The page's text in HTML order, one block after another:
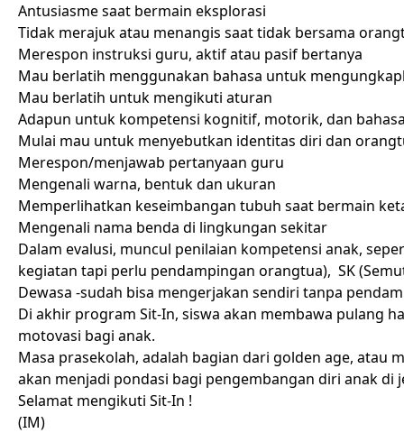
Antusiasme saat bermain eksplorasi
Tidak merajuk atau menangis saat tidak bersama
Merespon instruksi guru, aktif atau pasif bertanya
Mau berlatih menggunakan bahasa untuk
Mau berlatih untuk mengikuti aturan
Adapun untuk kompetensi kognitif, motorik, dan
Mulai mau untuk menyebutkan identitas diri dan
Merespon/menjawab pertanyaan guru
Mengenali warna, bentuk dan ukuran
Memperlihatkan keseimbangan tubuh saat bermain
Mengenali nama benda di lingkungan sekitar
Dalam evalusi, muncul penilaian kompetensi anak,
kegiatan tapi perlu pendampingan orangtua), SK
Dewasa -sudah bisa mengerjakan sendiri tanpa
Di akhir program Sit-In, siswa akan membawa pulang
motovasi bagi anak.
Masa prasekolah, adalah bagian dari golden age, atau
akan menjadi pondasi bagi pengembangan diri anak
Selamat mengikuti Sit-In !
(IM)